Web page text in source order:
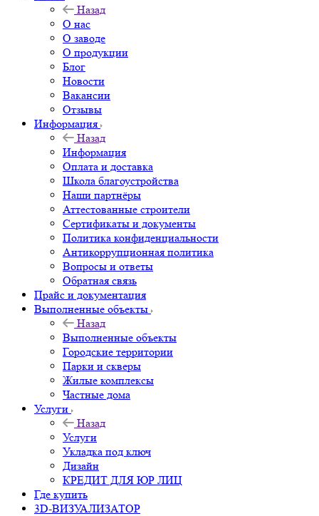
Назад
О нас
О заводе
О продукции
Блог
Новости
Вакансии
Отзывы
Информация
Назад
Информация
Оплата и доставка
Школа благоустройства
Наши партнёры
Аттестованные строители
Сертификаты и документы
Политика конфиденциальности
Антикоррупционная политика
Вопросы и ответы
Обратная связь
Прайс и документация
Выполненные объекты
Назад
Выполненные объекты
Городские территории
Парки и скверы
Жилые комплексы
Частные дома
Услуги
Назад
Услуги
Укладка под ключ
Дизайн
КРЕДИТ ДЛЯ ЮР ЛИЦ
Где купить
3D-ВИЗУАЛИЗАТОР